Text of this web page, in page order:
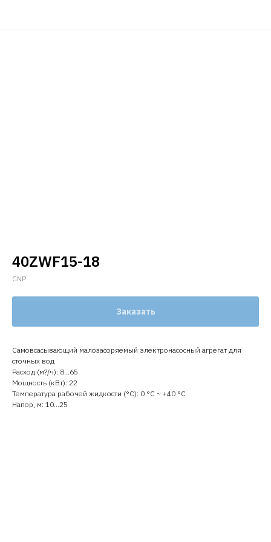
40ZWF15-18
CNP
Заказать
Самовсасывающий малозасоряемый электронасосный агрегат для
сточных вод
Расход (м?/ч): 8…65
Мощность (кВт): 22
Температура рабочей жидкости (°C): 0 °С ~ +40 °С
Напор, м: 10…25